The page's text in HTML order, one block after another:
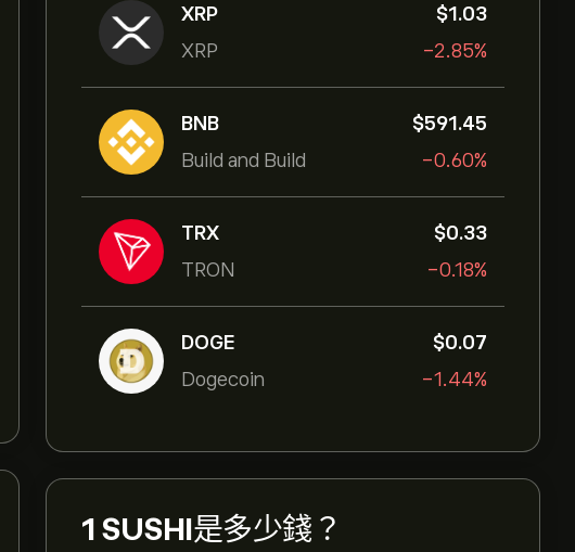
XRP
XRP
‎$‎1.03
-2.85%
BNB
Build and Build
‎$‎591.45
-0.60%
TRX
TRON
‎$‎0.33
-0.18%
DOGE
Dogecoin
‎$‎0.07
-1.44%
1 SUSHI是多少錢？